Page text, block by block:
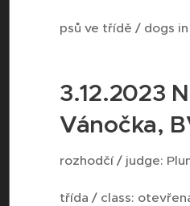
psů ve třídě / dogs
3.12.2023
Vánočka,
rozhodčí / judge:
třída / class: